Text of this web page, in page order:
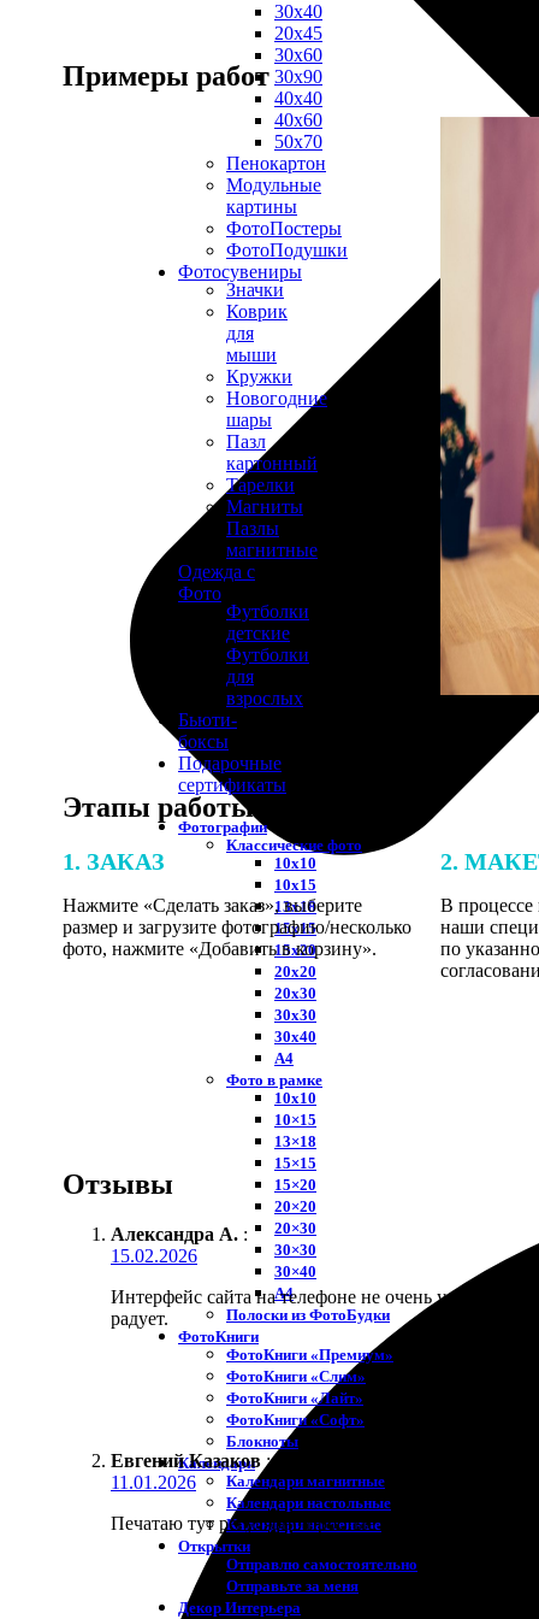
30х40
20х45
30х60
30х90
40х40
40х60
50х70
Пенокартон
Модульные
картины
ФотоПостеры
ФотоПодушки
Фотоcувениры
Значки
Коврик
для
мыши
Кружки
Новогодние
шары
Пазл
картонный
Тарелки
Магниты
Пазлы
магнитные
Одежда с
Фото
Футболки
детские
Футболки
для
взрослых
Бьюти-
боксы
Подарочные
сертификаты
Фотографии
Классические фото
10х10
10х15
13х18
15х15
15х20
20х20
20х30
30х30
30х40
А4
Фото в рамке
10х10
10×15
13×18
15×15
15×20
20×20
20×30
30×30
30×40
A4
Полоски из ФотоБудки
ФотоКниги
ФотоКниги «Премиум»
ФотоКниги «Слим»
ФотоКниги «Лайт»
ФотоКниги «Софт»
Блокноты
Календари
Календари магнитные
Календари настольные
Календари настенные
Открытки
Отправлю самостоятельно
Отправьте за меня
Декор Интерьера
Примеры работ
Этапы работы
1. ЗАКАЗ
Нажмите «Сделать заказ», выберите
размер и загрузите фотографию/несколько
фото, нажмите «Добавить в корзину».
2.
В процессе
наши
по
Отзывы
Александра А. :
15.02.2026
Интерфейс сайта на телефоне не очень удобный,
радует.
Евгений Казаков :
11.01.2026
Печатаю тут регулярно простые фото 10х15 для